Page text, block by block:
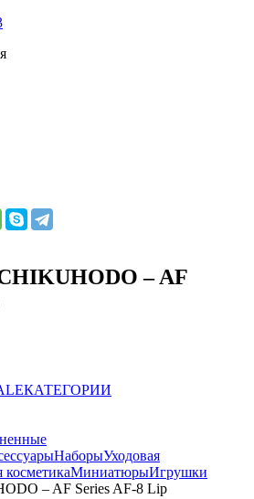
– AF
КАТЕГОРИИ
НаборыУходовая
косметикаМиниатюрыИгрушки
– AF Series AF-8 Lip